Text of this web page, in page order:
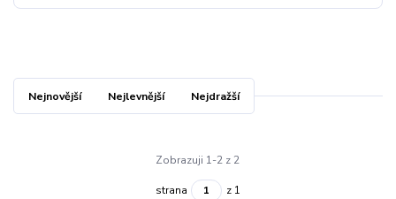
Nejnovější Nejlevnější Nejdražší
Zobrazuji 1-2 z 2
strana z 1